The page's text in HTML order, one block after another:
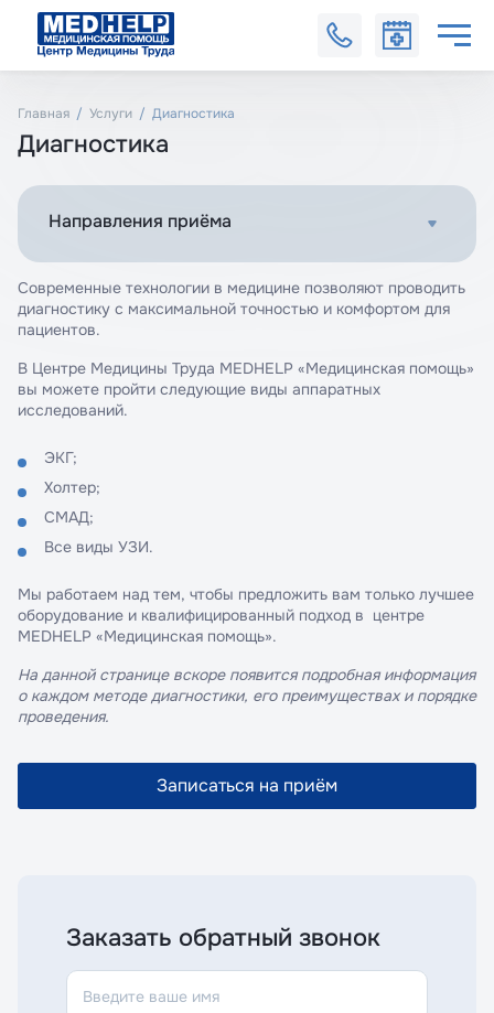
Главная Услуги Диагностика
Диагностика
Направления приёма
Современные технологии в медицине позволяют проводить
диагностику с максимальной точностью и комфортом для
пациентов.
В Центре Медицины Труда MEDHELP «Медицинская помощь»
вы можете пройти следующие виды аппаратных
исследований.
ЭКГ;
Холтер;
СМАД;
Все виды УЗИ.
Мы работаем над тем, чтобы предложить вам только лучшее
оборудование и квалифицированный подход в центре
MEDHELP «Медицинская помощь».
На данной странице вскоре появится подробная информация
о каждом методе диагностики, его преимуществах и порядке
проведения.
Записаться на приём
Заказать обратный звонок